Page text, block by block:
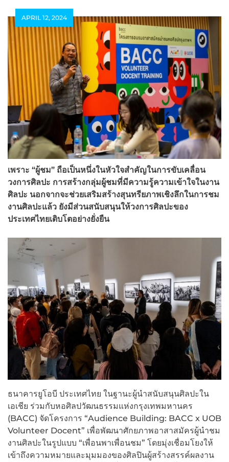
APRIL 12, 2024
เพราะ “ผู้ชม” ถือเป็นหนึ่งในหัวใจสำคัญในการขับเคลื่อน
วงการศิลปะ การสร้างกลุ่มผู้ชมที่มีความรู้ความเข้าใจในงาน
ศิลปะ นอกจากจะช่วยเสริมสร้างสุนทรียภาพเชิงลึกในการชม
งานศิลปะแล้ว ยังมีส่วนสนับสนุนให้วงการศิลปะของ
ประเทศไทยเติบโตอย่างยั่งยืน
ธนาคารยูโอบี ประเทศไทย ในฐานะผู้นำสนับสนุนศิลปะใน
เอเชีย ร่วมกับหอศิลปวัฒนธรรมแห่งกรุงเทพมหานคร
(BACC) จัดโครงการ “Audience Building: BACC x UOB
Volunteer Docent” เพื่อพัฒนาศักยภาพอาสาสมัครผู้นำชม
งานศิลปะในรูปแบบ “เพื่อนพาเพื่อนชม” โดยมุ่งเชื่อมโยงให้
เข้าถึงความหมายและมุมมองของศิลปินผู้สร้างสรรค์ผลงาน